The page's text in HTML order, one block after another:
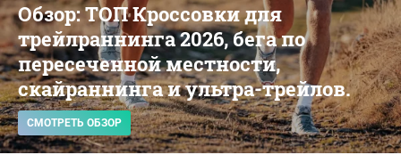
Обзор: ТОП Кроссовки для
трейлраннинга 2026, бега по
пересеченной местности,
скайраннинга и ультра-трейлов.
СМОТРЕТЬ ОБЗОР